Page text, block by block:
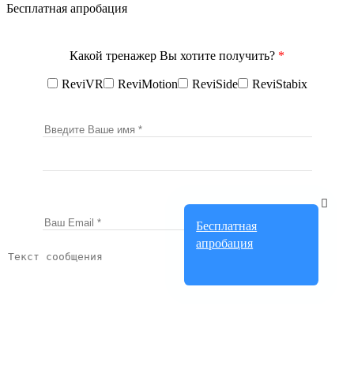
Бесплатная апробация
Какой тренажер Вы хотите получить? *
ReviVR ReviMotion ReviSide ReviStabix
Бесплатная
апробация